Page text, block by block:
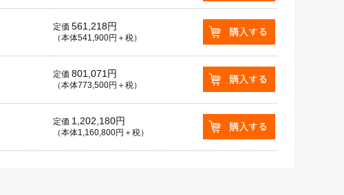
定価 561,218円
（本体541,900円＋税）
定価 801,071円
（本体773,500円＋税）
定価 1,202,180円
（本体1,160,800円＋税）